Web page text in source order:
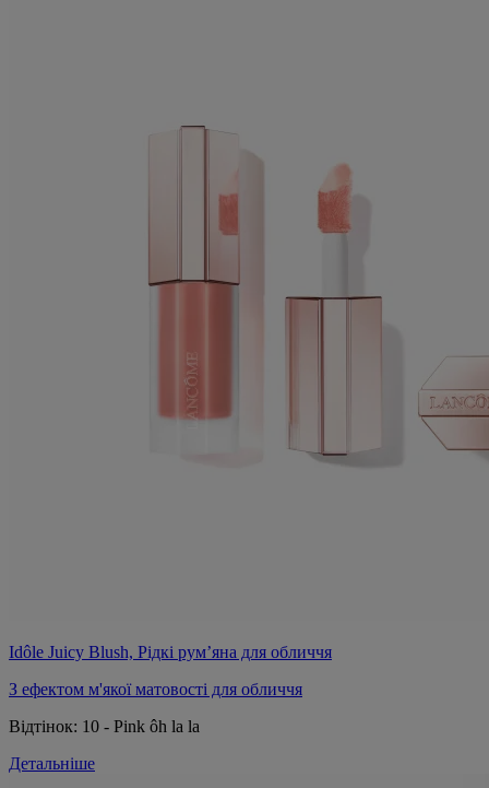
Idôle Juicy Blush, Рідкі рум’яна для обличчя
З ефектом м'якої матовості для обличчя
Відтінок: 10 - Pink ôh la la
Детальніше